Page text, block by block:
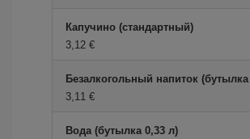
Капучино (стандартный)
3,12 €
Безалкогольный напиток
3,11 €
Вода (бутылка 0,33 л)